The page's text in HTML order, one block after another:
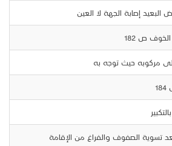
إصابة الجهة لا العين
ص 182
مركوبه حيث توجه به
تسوية الصفوف والفراغ من الإقامة